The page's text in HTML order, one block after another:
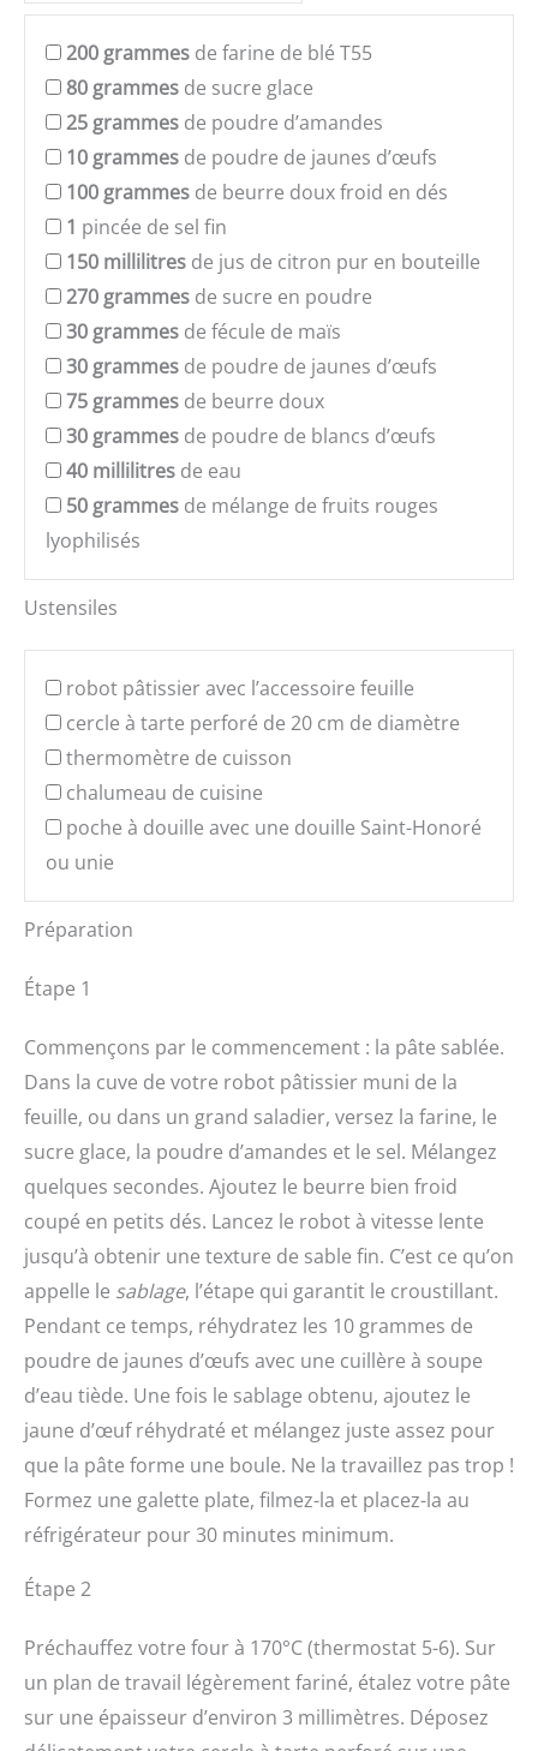
200 grammes de farine de blé T55
80 grammes de sucre glace
25 grammes de poudre d’amandes
10 grammes de poudre de jaunes d’œufs
100 grammes de beurre doux froid en dés
1 pincée de sel fin
150 millilitres de jus de citron pur en bouteille
270 grammes de sucre en poudre
30 grammes de fécule de maïs
30 grammes de poudre de jaunes d’œufs
75 grammes de beurre doux
30 grammes de poudre de blancs d’œufs
40 millilitres de eau
50 grammes de mélange de fruits rouges
lyophilisés
Ustensiles
robot pâtissier avec l’accessoire feuille
cercle à tarte perforé de 20 cm de diamètre
thermomètre de cuisson
chalumeau de cuisine
poche à douille avec une douille Saint-Honoré
ou unie
Préparation
Étape 1
Commençons par le commencement : la pâte sablée.
Dans la cuve de votre robot pâtissier muni de la
feuille, ou dans un grand saladier, versez la farine, le
sucre glace, la poudre d’amandes et le sel. Mélangez
quelques secondes. Ajoutez le beurre bien froid
coupé en petits dés. Lancez le robot à vitesse lente
jusqu’à obtenir une texture de sable fin. C’est ce qu’on
appelle le sablage, l’étape qui garantit le croustillant.
Pendant ce temps, réhydratez les 10 grammes de
poudre de jaunes d’œufs avec une cuillère à soupe
d’eau tiède. Une fois le sablage obtenu, ajoutez le
jaune d’œuf réhydraté et mélangez juste assez pour
que la pâte forme une boule. Ne la travaillez pas trop !
Formez une galette plate, filmez-la et placez-la au
réfrigérateur pour 30 minutes minimum.
Étape 2
Préchauffez votre four à 170°C (thermostat 5-6). Sur
un plan de travail légèrement fariné, étalez votre pâte
sur une épaisseur d’environ 3 millimètres. Déposez